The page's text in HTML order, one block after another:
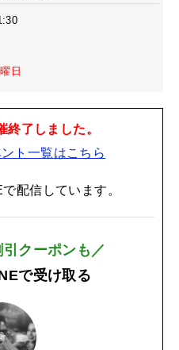
日
終了しました。
ト一覧はこちら
配信しています。
クーポンも／
で受け取る